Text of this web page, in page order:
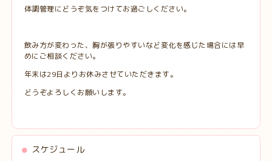
体調管理にどうぞ気をつけてお過ごしください。
飲み方が変わった、胸が張りやすいなど変化を感じた場合には早
めにご相談ください。
年末は29日よりお休みさせていただきます。
どうぞよろしくお願いします。
スケジュール